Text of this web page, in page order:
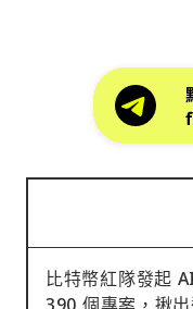
比特幣紅隊發起